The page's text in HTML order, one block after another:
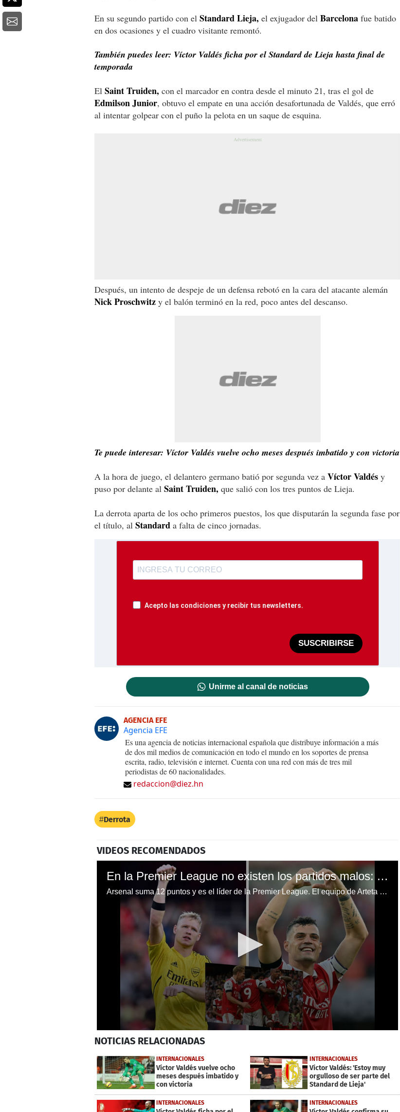
En su segundo partido con el Standard Lieja, el exjugador del Barcelona fue batido
en dos ocasiones y el cuadro visitante remontó.
También puedes leer: Víctor Valdés ficha por el Standard de Lieja hasta final de
temporada
El Saint Truiden, con el marcador en contra desde el minuto 21, tras el gol de
Edmilson Junior, obtuvo el empate en una acción desafortunada de Valdés, que erró
al intentar golpear con el puño la pelota en un saque de esquina.
Después, un intento de despeje de un defensa rebotó en la cara del atacante alemán
Nick Proschwitz y el balón terminó en la red, poco antes del descanso.
Te puede interesar: Víctor Valdés vuelve ocho meses después imbatido y con victoria
A la hora de juego, el delantero germano batió por segunda vez a Víctor Valdés y
puso por delante al Saint Truiden, que salió con los tres puntos de Lieja.
La derrota aparta de los ocho primeros puestos, los que disputarán la segunda fase por
el título, al Standard a falta de cinco jornadas.
Acepto las condiciones y recibir tus newsletters.
SUSCRIBIRSE
Unirme al canal de noticias
AGENCIA EFE
Agencia EFE
Es una agencia de noticias internacional española que distribuye información a más
de dos mil medios de comunicación en todo el mundo en los soportes de prensa
escrita, radio, televisión e internet. Cuenta con una red con más de tres mil
periodistas de 60 nacionalidades.
redaccion@diez.hn
Derrota
VIDEOS RECOMENDADOS
En la Premier League no existen los partidos malos: Arsenal remonta y derrota al Fulham para seguir líder
Arsenal suma 12 puntos y es el líder de la Premier League. El equipo de Arteta venció este sábado 2-1 al Fulham.
seconds
46
secondsVolume
0%
NOTICIAS RELACIONADAS
INTERNACIONALES
Víctor Valdés vuelve ocho
meses después imbatido y
con victoria
INTERNACIONALES
Víctor Valdés: 'Estoy muy
orgulloso de ser parte del
Standard de Lieja'
INTERNACIONALES INTERNACIONALES